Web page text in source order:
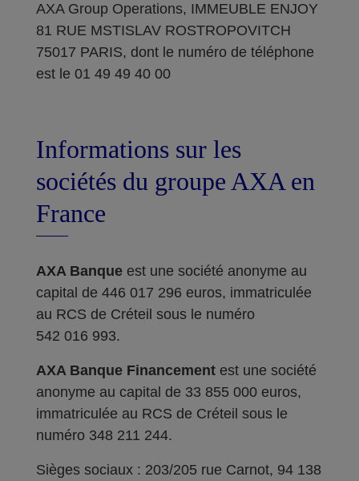
AXA Group Operations, IMMEUBLE ENJOY
81 RUE MSTISLAV ROSTROPOVITCH
75017 PARIS, dont le numéro de téléphone
est le 01 49 49 40 00
Informations sur les
sociétés du groupe AXA en
France
AXA Banque est une société anonyme au
capital de 446 017 296 euros, immatriculée
au RCS de Créteil sous le numéro
542 016 993.
AXA Banque Financement est une société
anonyme au capital de 33 855 000 euros,
immatriculée au RCS de Créteil sous le
numéro 348 211 244.
Sièges sociaux : 203/205 rue Carnot, 94 138